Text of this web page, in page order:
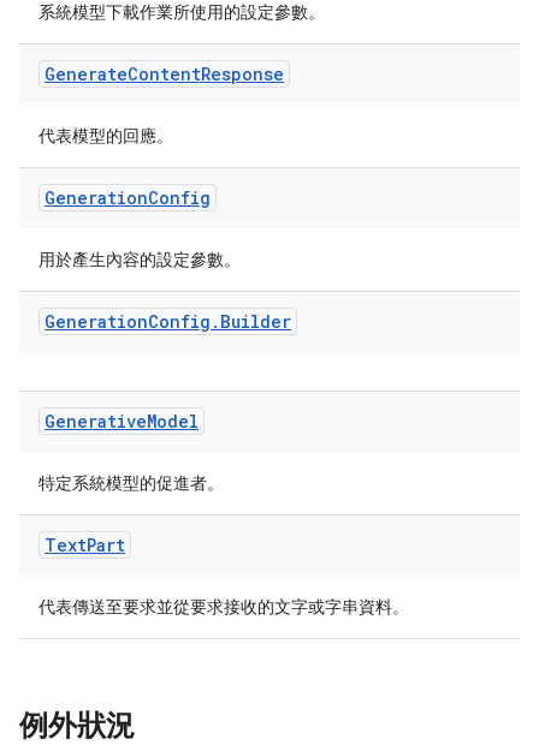
系統模型下載作業所使用的設定參數。
GenerateContentResponse
代表模型的回應。
GenerationConfig
用於產生內容的設定參數。
GenerationConfig . Builder
GenerativeModel
特定系統模型的促進者。
TextPart
代表傳送至要求並從要求接收的文字或字串資料。
例外狀況